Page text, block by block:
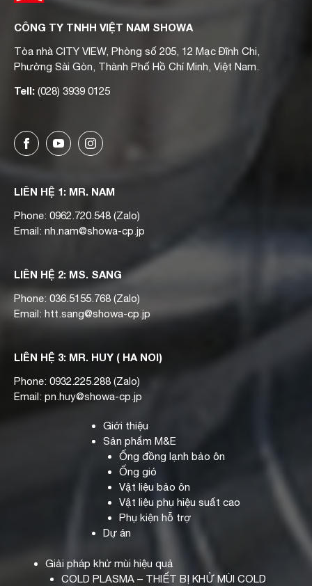
CÔNG TY TNHH VIỆT NAM SHOWA
Tòa nhà CITY VIEW, Phòng số 205, 12 Mạc Đĩnh Chi,
Phường Sài Gòn, Thành Phố Hồ Chí Minh, Việt Nam.
Tell: (028) 3939 0125
LIÊN HỆ 1: MR. NAM
Phone: 0962.720.548 (Zalo)
Email: nh.nam@showa-cp.jp
LIÊN HỆ 2: MS. SANG
Phone: 036.5155.768 (Zalo)
Email: htt.sang@showa-cp.jp
LIÊN HỆ 3: MR. HUY ( HA NOI)
Phone: 0932.225.288 (Zalo)
Email: pn.huy@showa-cp.jp
Giới thiệu
Sản phẩm M&E
Ống đồng lạnh bảo ôn
Ống gió
Vật liệu bảo ôn
Vật liệu phụ hiệu suất cao
Phụ kiện hỗ trợ
Dự án
Giải pháp khử mùi hiệu quả
COLD PLASMA – THIẾT BỊ KHỬ MÙI COLD